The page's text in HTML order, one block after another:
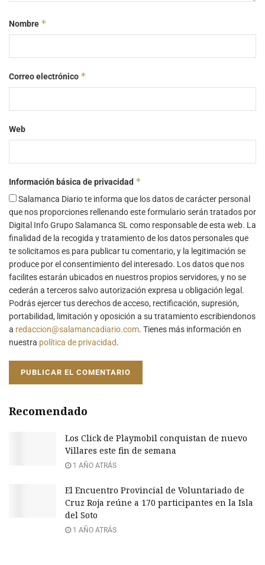
Nombre *
Correo electrónico *
Web
Información básica de privacidad *
Salamanca Diario te informa que los datos de carácter personal
que nos proporciones rellenando este formulario serán tratados por
Digital Info Grupo Salamanca SL como responsable de esta web. La
finalidad de la recogida y tratamiento de los datos personales que
te solicitamos es para publicar tu comentario, y la legitimación se
produce por el consentimiento del interesado. Los datos que nos
facilites estarán ubicados en nuestros propios servidores, y no se
cederán a terceros salvo autorización expresa u obligación legal.
Podrás ejercer tus derechos de acceso, rectificación, supresión,
portabilidad, limitación y oposición a su tratamiento escribiendonos
a redaccion@salamancadiario.com. Tienes más información en
nuestra política de privacidad.
Recomendado
Los Click de Playmobil conquistan de nuevo
Villares este fin de semana
1 AÑO ATRÁS
El Encuentro Provincial de Voluntariado de
Cruz Roja reúne a 170 participantes en la Isla
del Soto
1 AÑO ATRÁS